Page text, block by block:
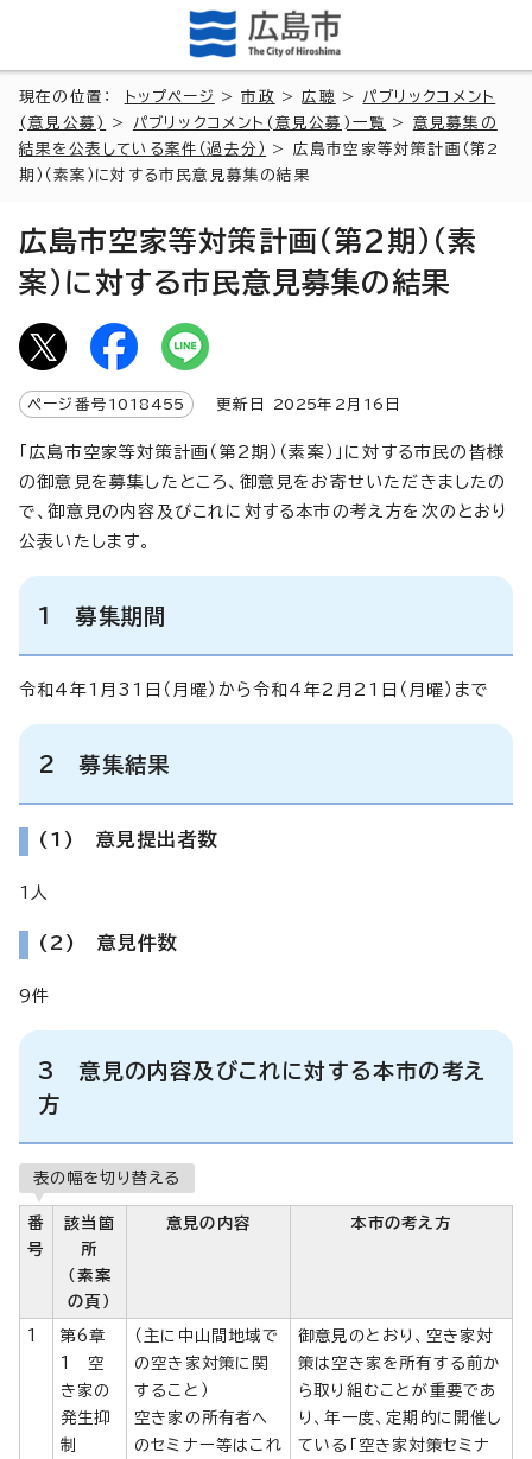
現在の位置： トップページ >市政 >広聴 > パブリックコメント
(意見公募)
> パブリックコメント(意見公募)一覧 > 意見募集の
結果を公表している案件（過去分）
> 広島市空家等対策計画（第2
期）（素案）に対する市民意見募集の結果
広島市空家等対策計画（第2期）（素
案）に対する市民意見募集の結果
ページ番号 1018455 更新日 2025年2月 16 日
「広島市空家等対策計画（第2期）（素案）」に対する市民の皆様
の御意見を募集したところ、御意見をお寄せいただきましたの
で、御意見の内容及びこれに対する本市の考え方を次のとおり
公表いたします。
1 募集期間
令和4年1月31日（月曜）から令和4年2月21日（月曜）まで
2 募集結果
(1) 意見提出者数
1人
(2) 意見件数
9件
3 意見の内容及びこれに対する本市の考え
方
表の幅を切り替える
番
号
該当箇
所
（素案
の頁）
意見の内容 本市の考え方
1
第6章
1 空
き家の
発生抑
制
（主に中山間地域で
の空き家対策に関
すること）
空き家の所有者へ
のセミナー等はこれ
御意見のとおり、空き家対
策は空き家を所有する前か
ら取り組むことが重要であ
り、年一度、定期的に開催し
ている「空き家対策セミナ